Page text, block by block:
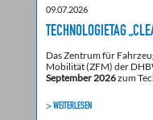
09.07.2026
TECHNOLOGIETAG
Das Zentrum für
Mobilität (ZFM) der
September 2026zum
> WEITERLESEN